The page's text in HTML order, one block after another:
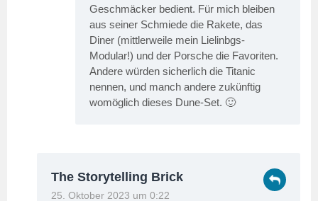
Geschmäcker bedient. Für mich bleiben
aus seiner Schmiede die Rakete, das
Diner (mittlerweile mein Lielinbgs-
Modular!) und der Porsche die Favoriten.
Andere würden sicherlich die Titanic
nennen, und manch andere zukünftig
womöglich dieses Dune-Set. 🙂
The Storytelling Brick
25. Oktober 2023 um 0:22